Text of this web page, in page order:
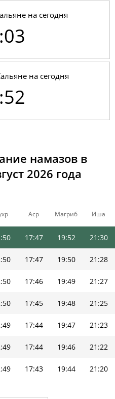
на сегодня
на сегодня
намазов в
2026 года
Аср Магриб Иша
17:50 19:55
17:48 19:53 21:31
17:47 19:52 21:30
17:47 19:50 21:28
17:46 19:49 21:27
17:45 19:48 21:25
17:44 19:47 21:23
17:44 19:46 21:22
17:43 19:44 21:20